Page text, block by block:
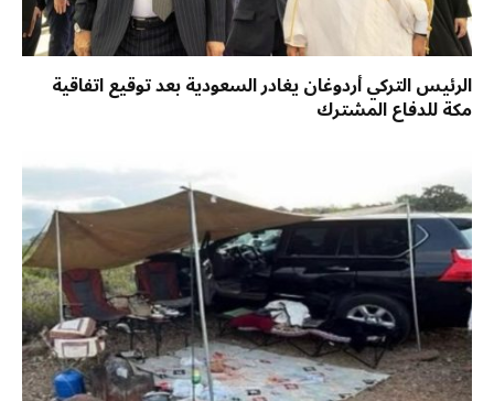
الرئيس التركي أردوغان يغادر السعودية بعد توقيع اتفاقية
مكة للدفاع المشترك